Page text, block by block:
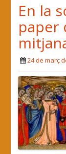
En la
paper
24 de març